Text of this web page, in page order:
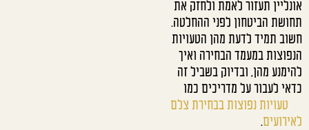
אונליין תעזור לאמת ולחזק את
תחושת הביטחון לפני ההחלטה.
חשוב תמיד לדעת מהן הטעויות
הנפוצות במעמד הבחירה ואיך
להימנע מהן, ובדיוק בשביל זה
כדאי לעבור על מדריכים כמו
טעויות נפוצות בבחירת צלם
לאירועים.